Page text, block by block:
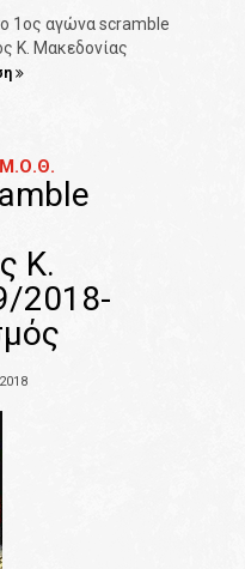
1ος αγώνα scramble
Κ. Μακεδονίας
Κ.
2018-